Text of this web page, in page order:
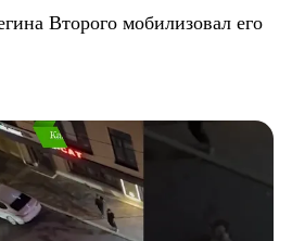
Второго мобилизовал его